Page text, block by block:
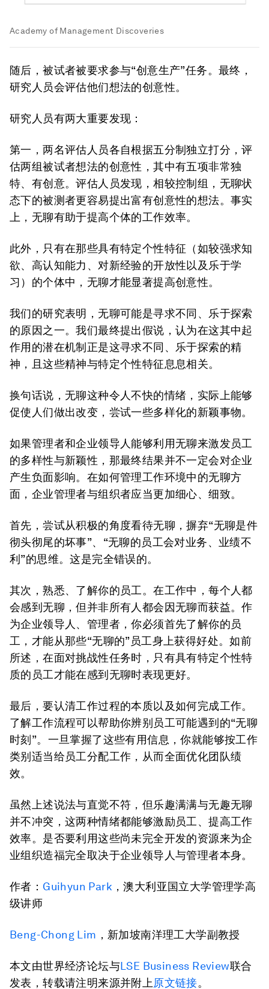
Academy of Management Discoveries
随后，被试者被要求参与“创意生产”任务。最终，
研究人员会评估他们想法的创意性。
研究人员有两大重要发现：
第一，两名评估人员各自根据五分制独立打分，评
估两组被试者想法的创意性，其中有五项非常独
特、有创意。评估人员发现，相较控制组，无聊状
态下的被测者更容易提出富有创意性的想法。事实
上，无聊有助于提高个体的工作效率。
此外，只有在那些具有特定个性特征（如较强求知
欲、高认知能力、对新经验的开放性以及乐于学
习）的个体中，无聊才能显著提高创意性。
我们的研究表明，无聊可能是寻求不同、乐于探索
的原因之一。我们最终提出假说，认为在这其中起
作用的潜在机制正是这寻求不同、乐于探索的精
神，且这些精神与特定个性特征息息相关。
换句话说，无聊这种令人不快的情绪，实际上能够
促使人们做出改变，尝试一些多样化的新颖事物。
如果管理者和企业领导人能够利用无聊来激发员工
的多样性与新颖性，那最终结果并不一定会对企业
产生负面影响。在如何管理工作环境中的无聊方
面，企业管理者与组织者应当更加细心、细致。
首先，尝试从积极的角度看待无聊，摒弃“无聊是件
彻头彻尾的坏事”、“无聊的员工会对业务、业绩不
利”的思维。这是完全错误的。
其次，熟悉、了解你的员工。在工作中，每个人都
会感到无聊，但并非所有人都会因无聊而获益。作
为企业领导人、管理者，你必须首先了解你的员
工，才能从那些“无聊的”员工身上获得好处。如前
所述，在面对挑战性任务时，只有具有特定个性特
质的员工才能在感到无聊时表现更好。
最后，要认清工作过程的本质以及如何完成工作。
了解工作流程可以帮助你辨别员工可能遇到的“无聊
时刻”。一旦掌握了这些有用信息，你就能够按工作
类别适当给员工分配工作，从而全面优化团队绩
效。
虽然上述说法与直觉不符，但乐趣满满与无趣无聊
并不冲突，这两种情绪都能够激励员工、提高工作
效率。是否要利用这些尚未完全开发的资源来为企
业组织造福完全取决于企业领导人与管理者本身。
作者： Guihyun Park ，澳大利亚国立大学管理学高
级讲师
Beng-Chong Lim ，新加坡南洋理工大学副教授
本文由世界经济论坛与LSE Business Review联合
发表，转载请注明来源并附上原文链接。